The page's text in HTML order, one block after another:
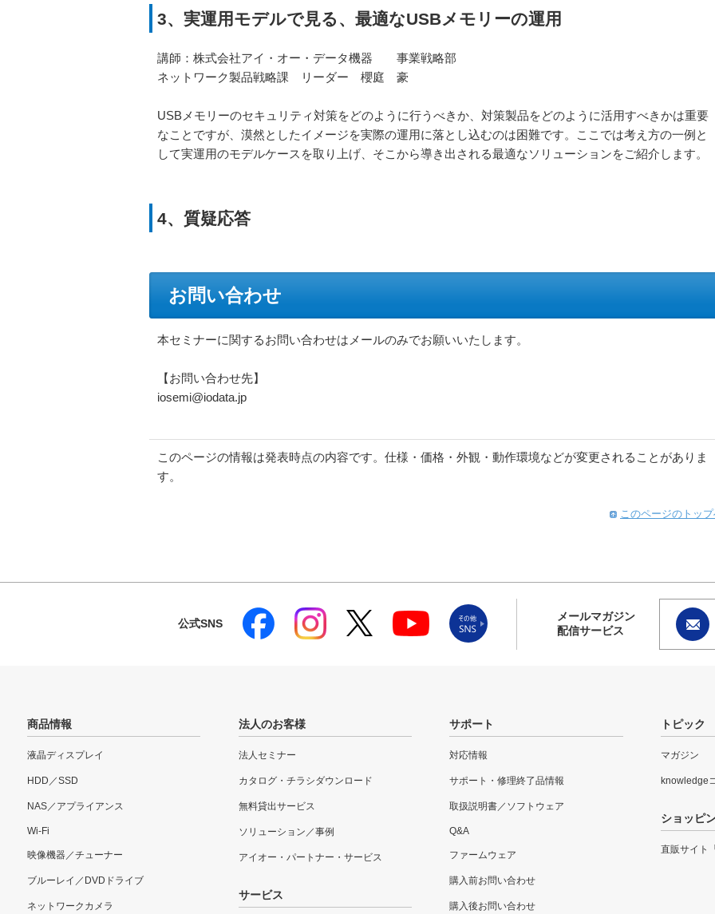
3、実運用モデルで見る、最適なUSBメモリーの運用
講師：株式会社アイ・オー・データ機器 事業戦略部
ネットワーク製品戦略課 リーダー 櫻庭 豪
USBメモリーのセキュリティ対策をどのように行うべきか、対策製品をどのように活用すべきかは重要
なことですが、漠然としたイメージを実際の運用に落とし込むのは困難です。ここでは考え方の一例と
して実運用のモデルケースを取り上げ、そこから導き出される最適なソリューションをご紹介します。
4、質疑応答
お問い合わせ
本セミナーに関するお問い合わせはメールのみでお願いいたします。
【お問い合わせ先】
iosemi@iodata.jp
このページの情報は発表時点の内容です。仕様・価格・外観・動作環境などが変更されることがありま
す。
このページのトッ
公式SNS
メールマガジン
配信サービス
商品情報
液晶ディスプレイ
HDD／SSD
NAS／アプライアンス
Wi-Fi
映像機器／チューナー
ブルーレイ／DVDドライブ
ネットワークカメラ
法人のお客様
法人セミナー
カタログ・チラシダウンロード
無料貸出サービス
ソリューション／事例
アイオー・パートナー・サービス
サービス
サポート
対応情報
サポート・修理終了品情報
取扱説明書／ソフトウェア
Q&A
ファームウェア
購入前お問い合わせ
購入後お問い合わせ
トピック
マガジン
knowledge
ショッピ
直販サイト